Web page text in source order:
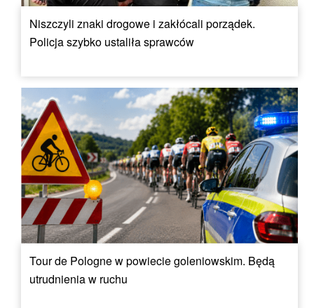
Niszczyli znaki drogowe i zakłócali porządek.
Policja szybko ustaliła sprawców
Tour de Pologne w powiecie goleniowskim. Będą
utrudnienia w ruchu